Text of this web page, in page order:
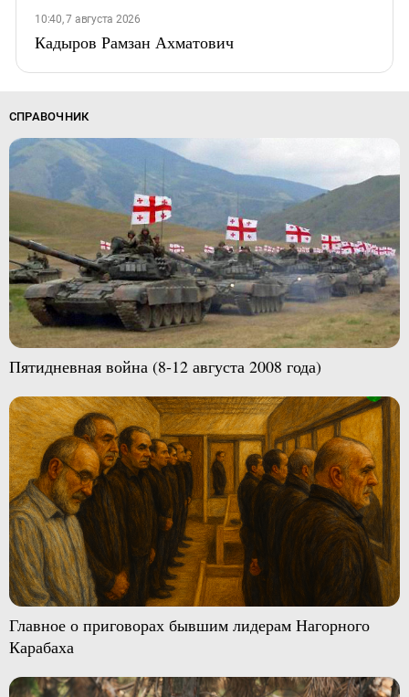
10:40, 7 августа 2026
Кадыров Рамзан Ахматович
СПРАВОЧНИК
Пятидневная война (8-12 августа 2008 года)
Главное о приговорах бывшим лидерам Нагорного
Карабаха